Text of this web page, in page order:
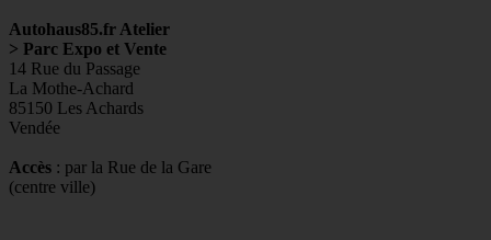
Autohaus85.fr Atelier
> Parc Expo et Vente
14 Rue du Passage
La Mothe-Achard
85150 Les Achards
Vendée
Accès : par la Rue de la Gare
(centre ville)